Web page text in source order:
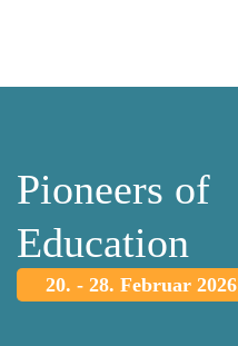
Pioneers of
Education
20. - 28. Februar 2026